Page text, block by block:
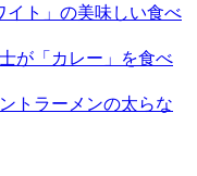
イト」の美味しい食べ
が「カレー」を食べ
トラーメンの太らな